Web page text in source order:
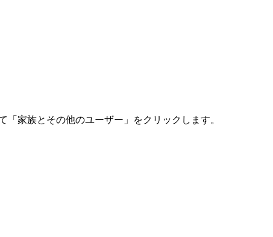
家族とその他のユーザー」をクリックします。